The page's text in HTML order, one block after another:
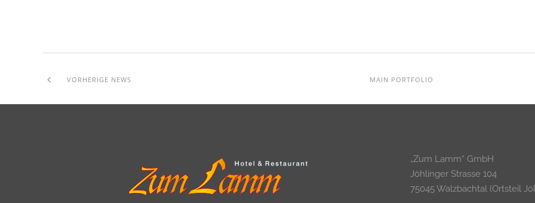
VORHERIGE NEWS MAIN PORTFOLIO
„Zum Lamm“ GmbH
Jöhlinger Strasse 104
75045 Walzbachtal (Ortsteil